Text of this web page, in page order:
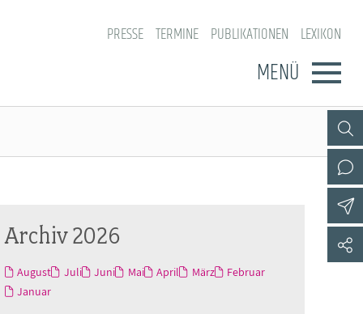
PRESSE TERMINE PUBLIKATIONEN LEXIKON
MENÜ
Archiv 2026
August Juli Juni Mai April März
Februar
Januar